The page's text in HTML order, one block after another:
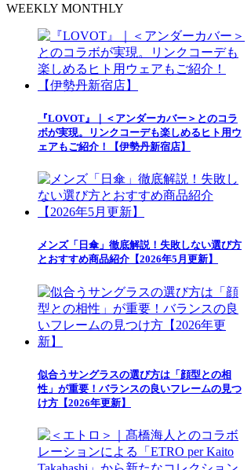
WEEKLY MONTHLY
『LOVOT』｜＜アンダーカバー＞とのコラ
ボが実現。リンクコーデも楽しめるヒト用ウ
ェアもご紹介！【伊勢丹新宿店】
メンズ「日傘」徹底解説！失敗しない選び方
とおすすめ商品紹介【2026年5月更新】
似合うサングラスの選び方は「顔型との相
性」が重要！バランスの良いフレームの見つ
け方【2026年更新】